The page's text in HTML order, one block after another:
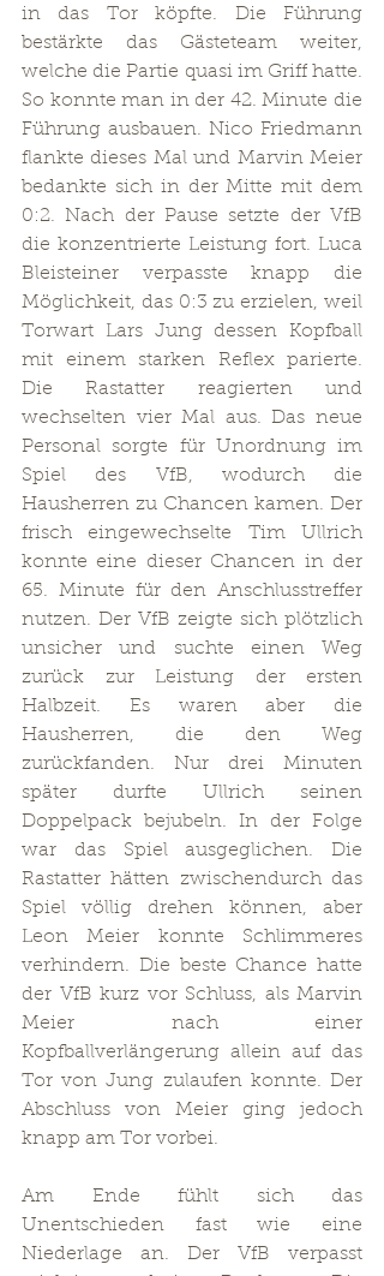
in das Tor köpfte. Die Führung
bestärkte das Gästeteam weiter,
welche die Partie quasi im Griff hatte.
So konnte man in der 42. Minute die
Führung ausbauen. Nico Friedmann
flankte dieses Mal und Marvin Meier
bedankte sich in der Mitte mit dem
0:2. Nach der Pause setzte der VfB
die konzentrierte Leistung fort. Luca
Bleisteiner verpasste knapp die
Möglichkeit, das 0:3 zu erzielen, weil
Torwart Lars Jung dessen Kopfball
mit einem starken Reflex parierte.
Die Rastatter reagierten und
wechselten vier Mal aus. Das neue
Personal sorgte für Unordnung im
Spiel des VfB, wodurch die
Hausherren zu Chancen kamen. Der
frisch eingewechselte Tim Ullrich
konnte eine dieser Chancen in der
65. Minute für den Anschlusstreffer
nutzen. Der VfB zeigte sich plötzlich
unsicher und suchte einen Weg
zurück zur Leistung der ersten
Halbzeit. Es waren aber die
Hausherren, die den Weg
zurückfanden. Nur drei Minuten
später durfte Ullrich seinen
Doppelpack bejubeln. In der Folge
war das Spiel ausgeglichen. Die
Rastatter hätten zwischendurch das
Spiel völlig drehen können, aber
Leon Meier konnte Schlimmeres
verhindern. Die beste Chance hatte
der VfB kurz vor Schluss, als Marvin
Meier nach einer
Kopfballverlängerung allein auf das
Tor von Jung zulaufen konnte. Der
Abschluss von Meier ging jedoch
knapp am Tor vorbei.
Am Ende fühlt sich das
Unentschieden fast wie eine
Niederlage an. Der VfB verpasst